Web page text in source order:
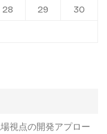
28 29 30
視点の開発アプロー